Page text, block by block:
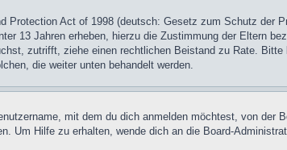
Protection Act of 1998 (deutsch: Gesetz zum Schutz
13 Jahren erheben, hierzu die Zustimmung der Eltern
zutrifft, ziehe einen rechtlichen Beistand zu Rate.
die weiter unten behandelt werden.
mit dem du dich anmelden möchtest, von
Um Hilfe zu erhalten, wende dich an die Board-